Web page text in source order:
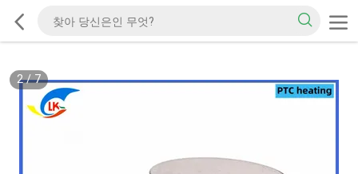
2/7